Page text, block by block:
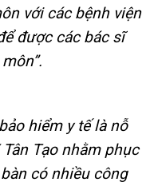
với các bệnh viện
được các bác sĩ
hiểm y tế là nỗ
Tạo nhằm phục
có nhiều công